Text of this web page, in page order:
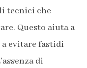
tecnici che
Questo aiuta a
a evitare fastidi
di